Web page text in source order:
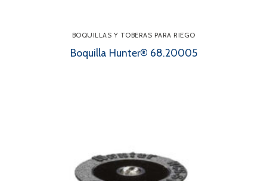
BOQUILLAS Y TOBERAS PARA RIEGO
Boquilla Hunter® 68.20005